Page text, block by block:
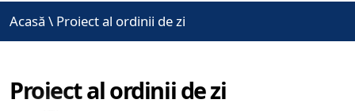
Acasă \ Proiect al ordinii de zi
Proiect al ordinii de zi